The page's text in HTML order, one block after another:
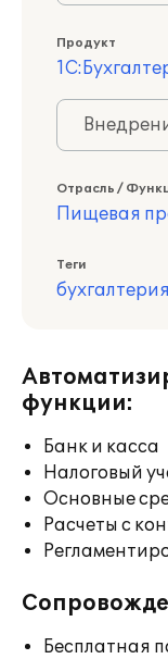
Продукт
Отрасль /
Пищевая
Теги
бухгалтерия
функции:
Банк и касса
Налоговый
Основные
Расчеты с
Бесплатная